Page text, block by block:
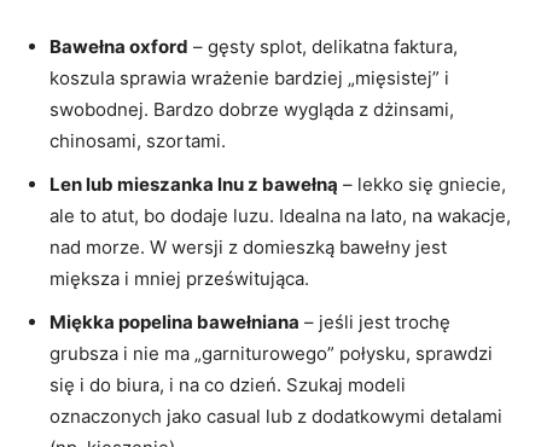
Bawełna oxford – gęsty splot, delikatna faktura,
koszula sprawia wrażenie bardziej „mięsistej” i
swobodnej. Bardzo dobrze wygląda z dżinsami,
chinosami, szortami.
Len lub mieszanka lnu z bawełną – lekko się gniecie,
ale to atut, bo dodaje luzu. Idealna na lato, na wakacje,
nad morze. W wersji z domieszką bawełny jest
miększa i mniej prześwitująca.
Miękka popelina bawełniana – jeśli jest trochę
grubsza i nie ma „garniturowego” połysku, sprawdzi
się i do biura, i na co dzień. Szukaj modeli
oznaczonych jako casual lub z dodatkowymi detalami